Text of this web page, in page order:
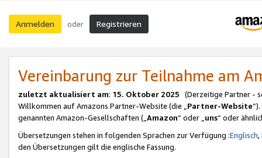
Anmelden oder Registrieren
Vereinbarung zur Teilnahme am
zuletzt aktualisiert am: 15. Oktober 2025 (Derzeitige Partner -
Willkommen auf Amazons Partner-Website (die „Partner-Website
genannten Amazon-Gesellschaften („Amazon“ oder „uns“ oder
Übersetzungen stehen in folgenden Sprachen zur Verfügung :Englisch,
den Übersetzungen gilt die englische Fassung.